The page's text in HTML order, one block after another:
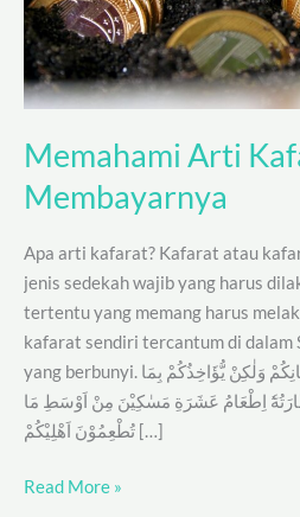
Memahami Arti
Membayarnya
Apa arti kafarat? Kafarat atau
jenis sedekah wajib yang harus
tertentu yang memang harus
kafarat sendiri tercantum di dalam
yang berbunyi. لَا يُؤَاخِذُكُمُ اللّٰهُ بِاللَّغْوِ فِيْٓ اَيْمَانِكُمْ وَلٰكِنْ يُّؤَاخِذُكُمْ بِمَا
اِطْعَامُ عَشَرَةِ مَسٰكِيْنَ مِنْ اَوْسَطِ مَا
تُطْعِمُوْنَ اَهْلِيْكُمْ […]
Read More »